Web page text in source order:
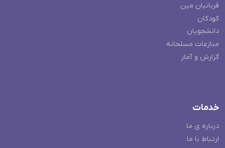
قربانیان مین
کودکان
دانشجویان
منازعات مسلحانه
گزارش و آمار
خدمات
درباره ی ما
ارتباط با ما